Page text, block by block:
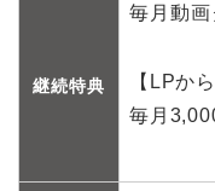
継続特典
毎月動
【LPか
毎月